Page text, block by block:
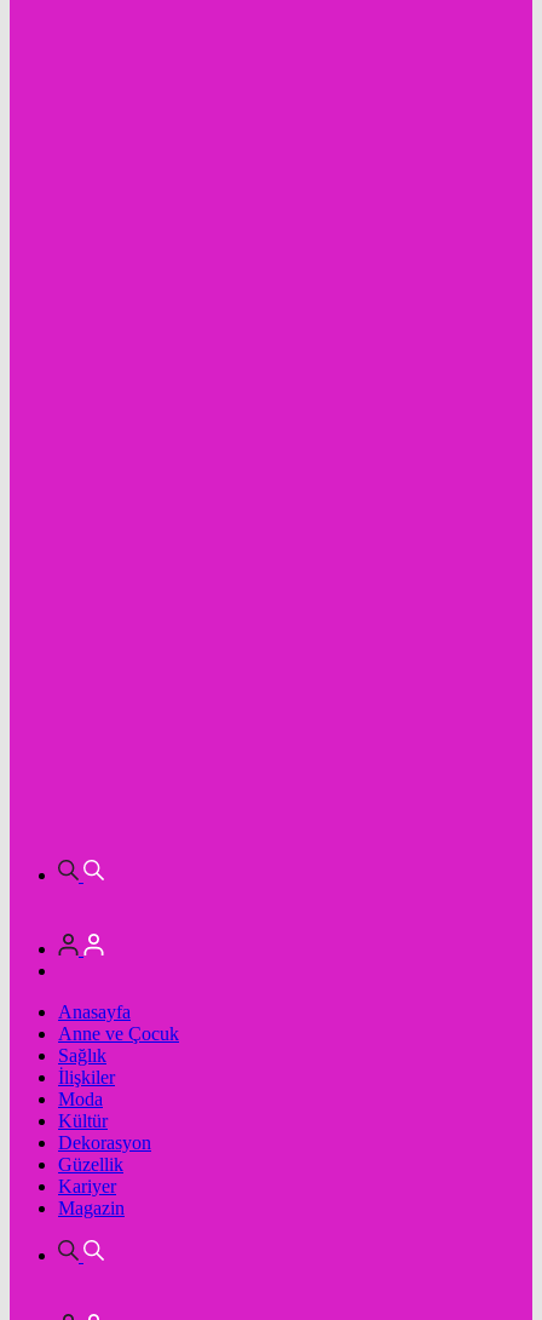
Anasayfa
Anne ve Çocuk
Sağlık
İlişkiler
Moda
Kültür
Dekorasyon
Güzellik
Kariyer
Magazin